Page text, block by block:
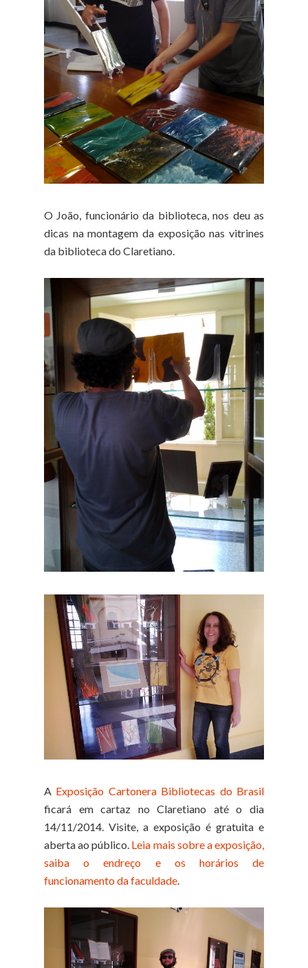
O João, funcionário da biblioteca, nos deu as
dicas na montagem da exposição nas vitrines
da biblioteca do Claretiano.
A Exposição Cartonera Bibliotecas do Brasil
ficará em cartaz no Claretiano até o dia
14/11/2014. Visite, a exposição é gratuita e
aberta ao público. Leia mais sobre a exposição,
saiba o endreço e os horários de
funcionamento da faculdade